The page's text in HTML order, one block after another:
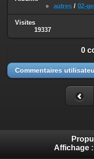
autres / 02-
Visites
19337
0
Commentaires
Affichage :